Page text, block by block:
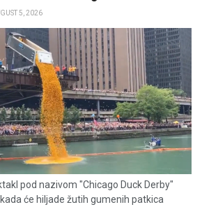
5, 2026
pod nazivom "Chicago Duck Derby"
će hiljade žutih gumenih patkica